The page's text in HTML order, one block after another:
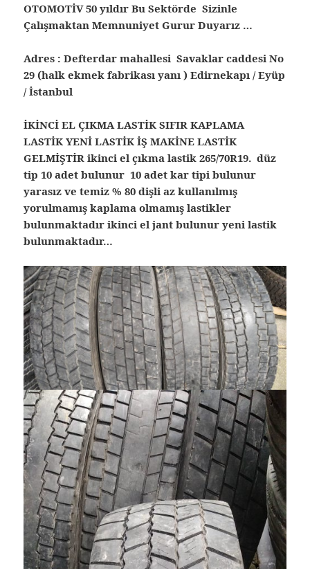
OTOMOTİV 50 yıldır Bu Sektörde Sizinle
Çalışmaktan Memnuniyet Gurur Duyarız …
Adres : Defterdar mahallesi Savaklar caddesi No
29 (halk ekmek fabrikası yanı ) Edirnekapı / Eyüp
/ İstanbul
İKİNCİ EL ÇIKMA LASTİK SIFIR KAPLAMA
LASTİK YENİ LASTİK İŞ MAKİNE LASTİK
GELMİŞTİR ikinci el çıkma lastik 265/70R19. düz
tip 10 adet bulunur 10 adet kar tipi bulunur
yarasız ve temiz % 80 dişli az kullanılmış
yorulmamış kaplama olmamış lastikler
bulunmaktadır ikinci el jant bulunur yeni lastik
bulunmaktadır…